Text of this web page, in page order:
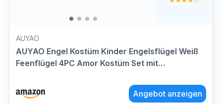
AUYAO
AUYAO Engel Kostüm Kinder Engelsflügel Weiß
Feenflügel 4PC Amor Kostüm Set mit
Stirnband/Feenstab/Aufkleber Feen Kostüm
Cosplay für Halloween Karneval Geburtstag
Angebot anzeigen